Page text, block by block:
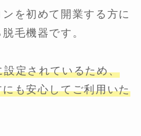
を初めて開業する方に
毛機器です。
定されているため、
も安心してご利用いた